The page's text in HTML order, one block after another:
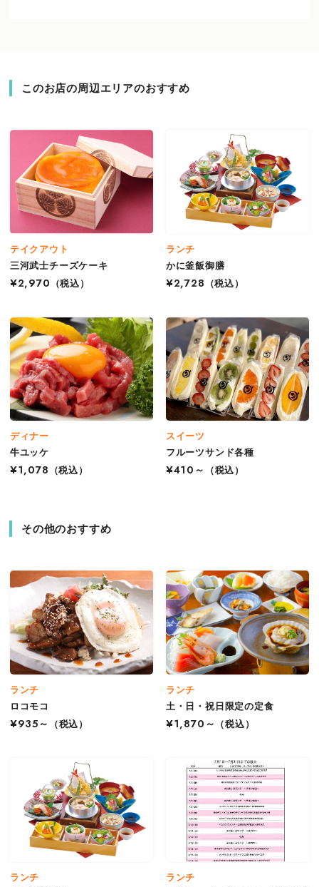
このお店の周辺エリアのおすすめ
テイクアウト
三河武士チーズケーキ
¥2,970
（税込）
ランチ
かに釜飯御膳
¥2,728
（税込）
ディナー
牛ユッケ
¥1,078
（税込）
スイーツ
フルーツサンド各種
¥410～
（税込）
その他のおすすめ
ランチ
ロコモコ
¥935～
（税込）
ランチ
土・日・祝日限定の定食
¥1,870～
（税込）
ランチ
ランチ